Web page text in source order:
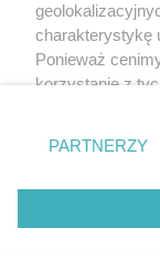
TEST
sprawdź,
ZOBACZ
charakterystykę
Ponieważ
korzystanie z
zmienić/
znajdujący się
rodzaje
użytkownika,
przetwarzaniu.
PARTNERZY